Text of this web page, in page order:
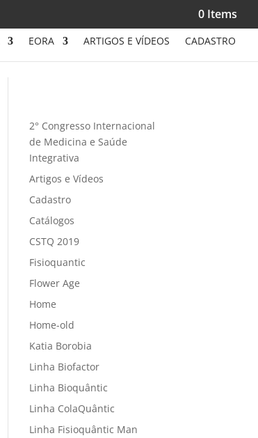
0 Items
EORA ARTIGOS E VÍDEOS CADASTRO
2° Congresso Internacional
de Medicina e Saúde
Integrativa
Artigos e Vídeos
Cadastro
Catálogos
CSTQ 2019
Fisioquantic
Flower Age
Home
Home-old
Katia Borobia
Linha Biofactor
Linha Bioquântic
Linha ColaQuântic
Linha Fisioquântic Man